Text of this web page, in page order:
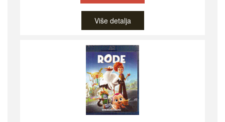
Više detalja